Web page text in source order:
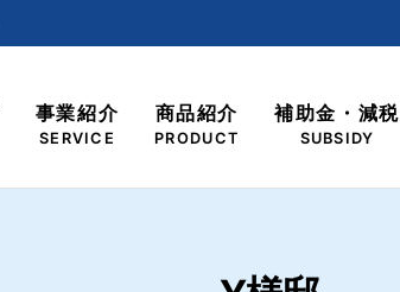
事業紹介
SERVICE
商品紹介
PRODUCT
補助金・減税
SUBSIDY